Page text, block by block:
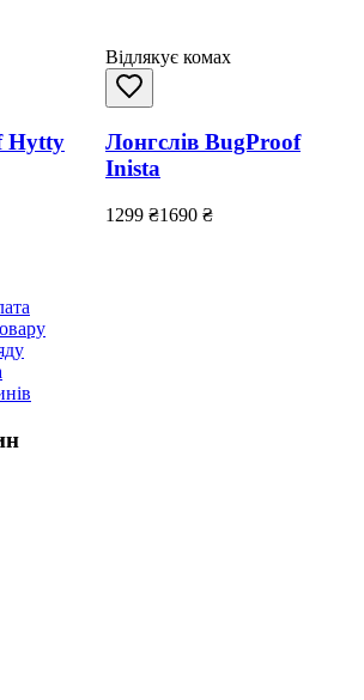
Hytty
Відлякує комах
Лонгслів BugProof
Inista
1299 ₴1690 ₴